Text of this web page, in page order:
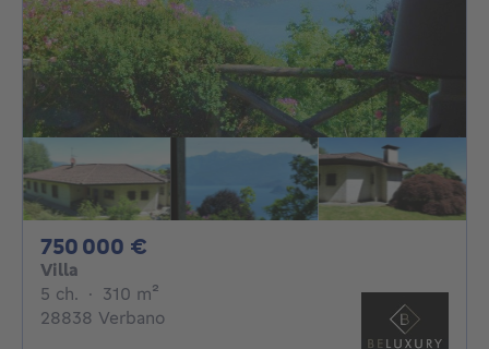
750 000 €
Villa
5 ch. 5 chambres
· 310 m²
28838 Verbano